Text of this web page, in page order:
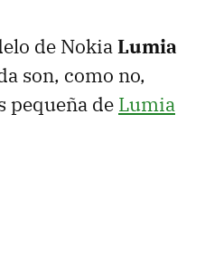
de NokiaLumia
son, como no,
pequeña de Lumia